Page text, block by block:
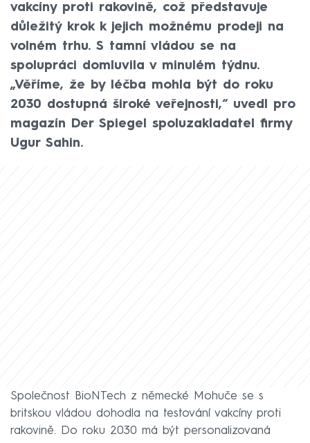
vakcíny proti rakovině, což představuje
důležitý krok k jejich možnému prodeji na
volném trhu. S tamní vládou se na
spolupráci domluvila v minulém týdnu.
„Věříme, že by léčba mohla být do roku
2030 dostupná široké veřejnosti,“ uvedl pro
magazín Der Spiegel spoluzakladatel firmy
Ugur Sahin.
Společnost BioNTech z německé Mohuče se s
britskou vládou dohodla na testování vakcíny proti
rakovině. Do roku 2030 má být personalizovaná